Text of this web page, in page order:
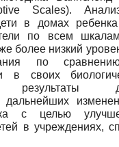
Scales). Анализ
в домах
по всем шкалам
более низкий
по
в своих
результаты
дальнейших
с целью
в учреждениях,